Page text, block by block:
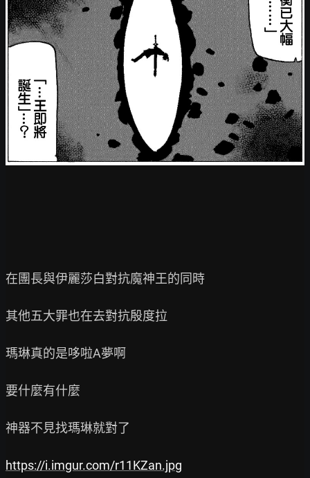
在團長與伊麗莎白對抗魔神王的同時
其他五大罪也在去對抗殷度拉
瑪琳真的是哆啦A夢啊
要什麼有什麼
神器不見找瑪琳就對了
https://i.imgur.com/r11KZan.jpg